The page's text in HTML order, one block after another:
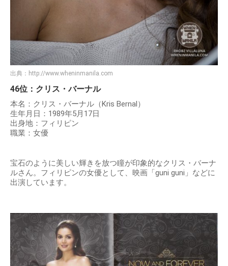
出典： http://www.wheninmanila.com
46位：クリス・バーナル
本名：クリス・バーナル（Kris Bernal）
生年月日：1989年5月17日
出身地：フィリピン
職業：女優
宝石のように美しい輝きを放つ瞳が印象的なクリス・バーナ
ルさん。フィリピンの女優として、映画「guni guni」などに
出演しています。